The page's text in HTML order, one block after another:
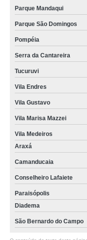
Parque Mandaqui
Parque São Domingos
Pompéia
Serra da Cantareira
Tucuruvi
Vila Endres
Vila Gustavo
Vila Marisa Mazzei
Vila Medeiros
Araxá
Camanducaia
Conselheiro Lafaiete
Paraisópolis
Diadema
São Bernardo do Campo